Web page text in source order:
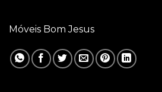
Móveis Bom Jesus